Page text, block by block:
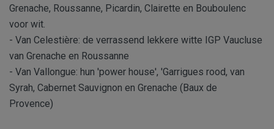
Grenache, Roussanne, Picardin, Clairette en Bouboulenc
voor wit.
- Van Celestière: de verrassend lekkere witte IGP Vaucluse
van Grenache en Roussanne
- Van Vallongue: hun 'power house', 'Garrigues rood, van
Syrah, Cabernet Sauvignon en Grenache (Baux de
Provence)